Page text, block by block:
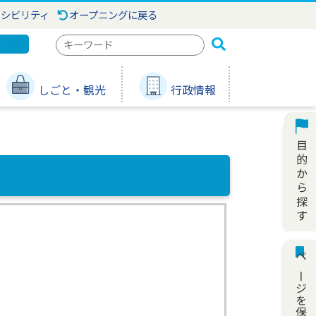
ビリティ オープニングに戻る
検
ー
ワ
しごと・観光 行政情報
ページを保存